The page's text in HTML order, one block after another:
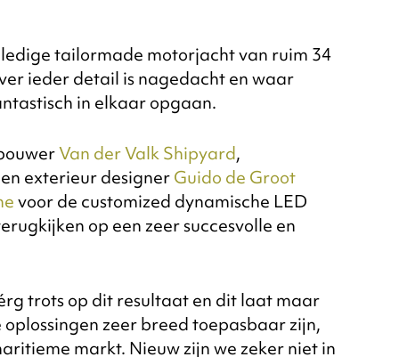
tailormade motorjacht van ruim 34
ieder detail is nagedacht en waar
in elkaar opgaan.
Van der Valk Shipyard,
exterieur designerGuido de Groot
voor de customized dynamische LED
op een zeer succesvolle en
trots op dit resultaat en dit laat maar
oplossingen zeer breed toepasbaar zijn,
markt. Nieuw zijn we zeker niet in